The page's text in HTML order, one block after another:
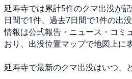
延寿寺では累計5件のクマ出没が
日間で1件、過去7日間で1件の出
情報は公式報告・ニュース・コミ
おり、出没位置マップで地図上に
延寿寺で最新のクマ出没はいつ、